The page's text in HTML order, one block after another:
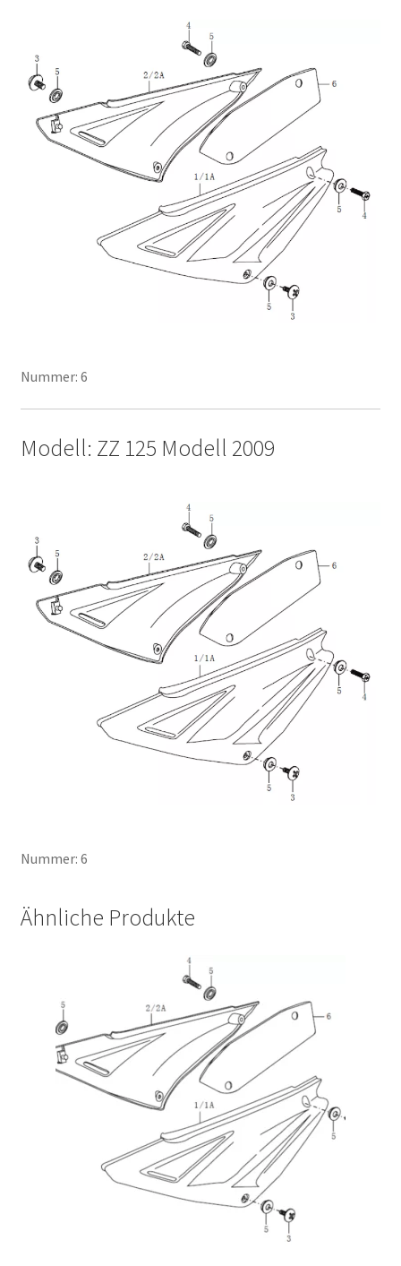
Nummer: 6
Modell: ZZ 125 Modell 2009
Nummer: 6
Ähnliche Produkte